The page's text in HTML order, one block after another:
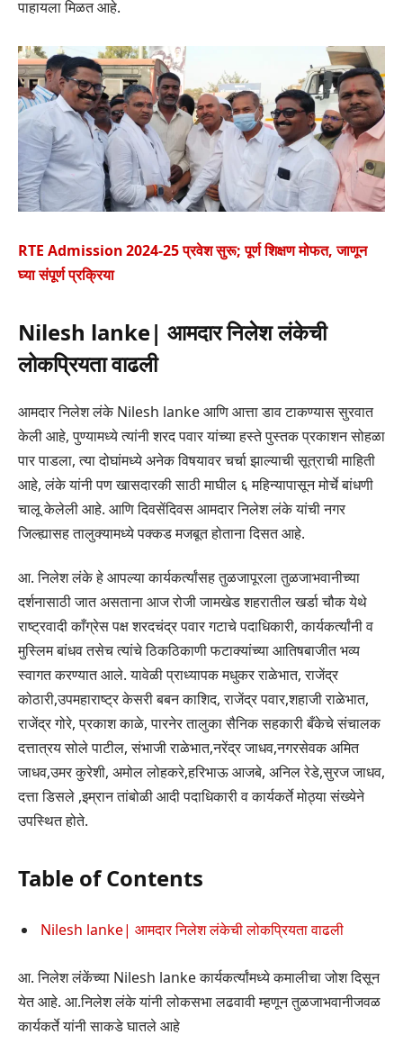
पाहायला मिळत आहे.
RTE Admission 2024-25 प्रवेश सुरू; पूर्ण शिक्षण मोफत, जाणून
घ्या संपूर्ण प्रक्रिया
Nilesh lanke| आमदार निलेश लंकेची
लोकप्रियता वाढली
आमदार निलेश लंके Nilesh lanke आणि आत्ता डाव टाकण्यास सुरवात
केली आहे, पुण्यामध्ये त्यांनी शरद पवार यांच्या हस्ते पुस्तक प्रकाशन सोहळा
पार पाडला, त्या दोघांमध्ये अनेक विषयावर चर्चा झाल्याची सूत्राची माहिती
आहे, लंके यांनी पण खासदारकी साठी माघील ६ महिन्यापासून मोर्चे बांधणी
चालू केलेली आहे. आणि दिवसेंदिवस आमदार निलेश लंके यांची नगर
जिल्ह्यासह तालुक्यामध्ये पक्कड मजबूत होताना दिसत आहे.
आ. निलेश लंके हे आपल्या कार्यकर्त्यांसह तुळजापूरला तुळजाभवानीच्या
दर्शनासाठी जात असताना आज रोजी जामखेड शहरातील खर्डा चौक येथे
राष्ट्रवादी काँग्रेस पक्ष शरदचंद्र पवार गटाचे पदाधिकारी, कार्यकर्त्यांनी व
मुस्लिम बांधव तसेच त्यांचे ठिकठिकाणी फटाक्यांच्या आतिषबाजीत भव्य
स्वागत करण्यात आले. यावेळी प्राध्यापक मधुकर राळेभात, राजेंद्र
कोठारी,उपमहाराष्ट्र केसरी बबन काशिद, राजेंद्र पवार,शहाजी राळेभात,
राजेंद्र गोरे, प्रकाश काळे, पारनेर तालुका सैनिक सहकारी बँकेचे संचालक
दत्तात्रय सोले पाटील, संभाजी राळेभात,नरेंद्र जाधव,नगरसेवक अमित
जाधव,उमर कुरेशी, अमोल लोहकरे,हरिभाऊ आजबे, अनिल रेडे,सुरज जाधव,
दत्ता डिसले ,इम्रान तांबोळी आदी पदाधिकारी व कार्यकर्ते मोठ्या संख्येने
उपस्थित होते.
Table of Contents
Nilesh lanke| आमदार निलेश लंकेची लोकप्रियता वाढली
आ. निलेश लंकेंच्या Nilesh lanke कार्यकर्त्यांमध्ये कमालीचा जोश दिसून
येत आहे. आ.निलेश लंके यांनी लोकसभा लढवावी म्हणून तुळजाभवानीजवळ
कार्यकर्ते यांनी साकडे घातले आहे